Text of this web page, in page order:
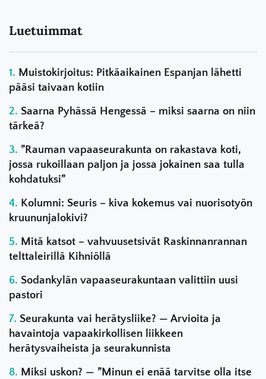
Luetuimmat
Muistokirjoitus: Pitkäaikainen Espanjan lähetti
pääsi taivaan kotiin
Saarna Pyhässä Hengessä – miksi saarna on niin
tärkeä?
”Rauman vapaaseurakunta on rakastava koti,
jossa rukoillaan paljon ja jossa jokainen saa tulla
kohdatuksi”
Kolumni: Seuris – kiva kokemus vai nuorisotyön
kruununjalokivi?
Mitä katsot – vahvuusetsivät Raskinnanrannan
telttaleirillä Kihniöllä
Sodankylän vapaaseurakuntaan valittiin uusi
pastori
Seurakunta vai herätysliike? — Arvioita ja
havaintoja vapaakirkollisen liikkeen
herätysvaiheista ja seurakunnista
Miksi uskon? — ”Minun ei enää tarvitse olla itse